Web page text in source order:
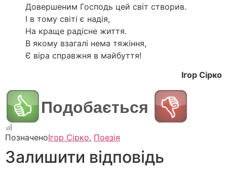
Довершеним Господь цей світ створив.
І в тому світі є надія,
На краще радісне життя.
В якому взагалі нема тяжіння,
Є віра справжня в майбуття!
Ігор Сірко
Подобається
ПозначеноІгор Сірко, Поезія
Залишити відповідь